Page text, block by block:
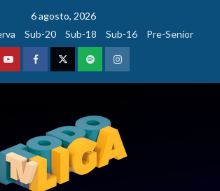
6 agosto, 2026
Sub-20 Sub-18 Sub-16 Pre-Senior
YoutubeFacebookTwitterPodcastInstagram